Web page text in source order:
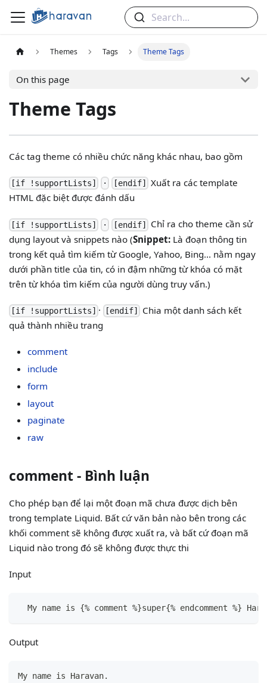
Search...
Themes Tags Theme Tags
On this page
Theme Tags
Các tag theme có nhiều chức năng khác nhau, bao gồm
[if !supportLists] · [endif]
Xuất ra các template
HTML đặc biệt được đánh dấu
[if !supportLists] · [endif]
Chỉ ra cho theme cần sử
dụng layout và snippets nào (Snippet: Là đoạn thông tin
trong kết quả tìm kiếm từ Google, Yahoo, Bing... nằm ngay
dưới phần title của tin, có in đậm những từ khóa có mặt
trên từ khóa tìm kiếm của người dùng truy vấn.)
[if !supportLists] · [endif]
Chia một danh sách kết
quả thành nhiều trang
comment
include
form
layout
paginate
raw
comment - Bình luận
Cho phép bạn để lại một đoạn mã chưa được dịch bên
trong template Liquid. Bất cứ văn bản nào bên trong các
khối comment sẽ không được xuất ra, và bất cứ đoạn mã
Liquid nào trong đó sẽ không được thực thi
Input
  My name is
{% comment %}super{% endcomment %}
Output
My name is Haravan.